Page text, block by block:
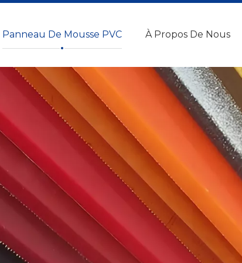
Panneau De Mousse PVC À Propos De Nous